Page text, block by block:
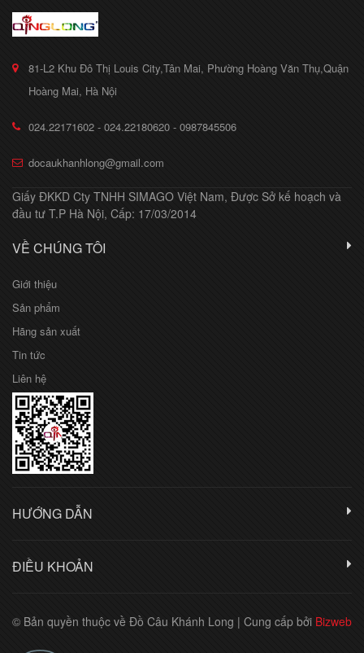
81-L2 Khu Đô Thị Louis City,Tân Mai, Phường Hoàng Văn Thụ,Quận
Hoàng Mai, Hà Nội
024.22171602 - 024.22180620 - 0987845506
docaukhanhlong@gmail.com
Giấy ĐKKD Cty TNHH SIMAGO Việt Nam, Được Sở kế hoạch và
đầu tư T.P Hà Nội, Cấp: 17/03/2014
VỀ CHÚNG TÔI
Giới thiệu
Sản phẩm
Hãng sản xuất
Tin tức
Liên hệ
HƯỚNG DẪN
ĐIỀU KHOẢN
© Bản quyền thuộc về Đồ Câu Khánh Long | Cung cấp bởi Bizweb